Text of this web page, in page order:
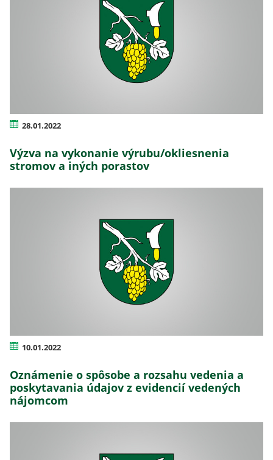
28.01.2022
Výzva na vykonanie výrubu/okliesnenia
stromov a iných porastov
10.01.2022
Oznámenie o spôsobe a rozsahu vedenia a
poskytavania údajov z evidencií vedených
nájomcom